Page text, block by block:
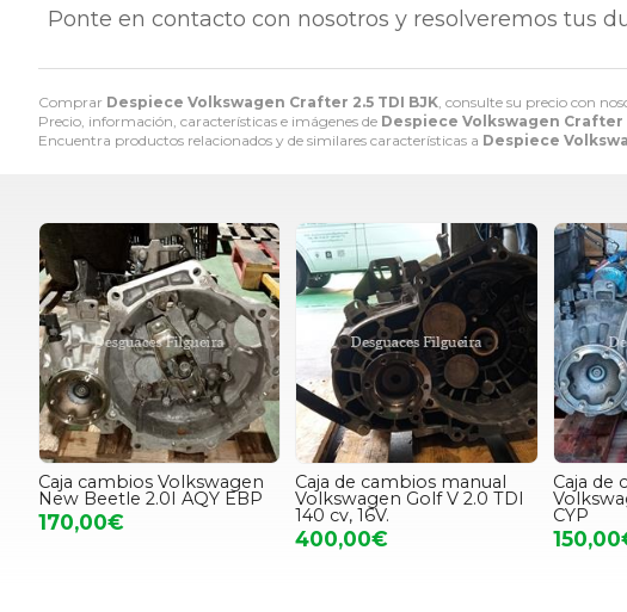
Comprar Despiece Volkswagen Crafter 2.5 TDI BJK , consulte su precio con
Precio, información, características e imágenes de Despiece Volkswagen Crafter
Encuentra productos relacionados y de similares características a Despiece
Ponte en contacto con nosotros y resolveremos tus
Caja cambios Volkswagen
New Beetle 2.0I AQY EBP
170,00€
Caja de cambios manual
Volkswagen Golf V 2.0 TDI
140 cv, 16V.
400,00€
Caja de
CYP